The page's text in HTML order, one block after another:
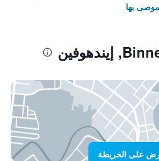
بها
على الخريطة